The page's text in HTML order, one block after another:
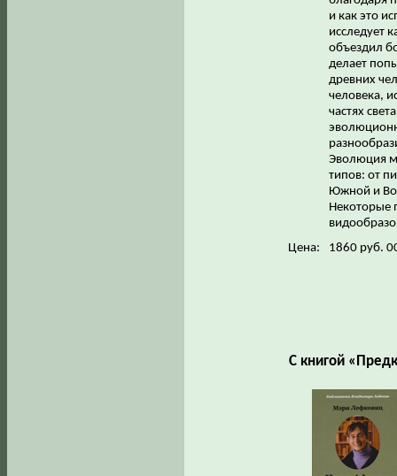
и как это
исследует
объездил
делает
древних
человека,
частях
Эволюция
типов: от
Южной и
Некоторые
Цена:
1860 руб.
С книгой